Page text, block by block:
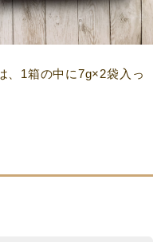
、1箱の中に7g×2袋入っ